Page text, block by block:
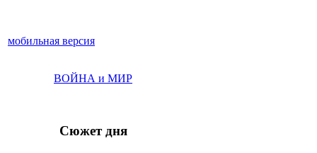
мобильная версия
ВОЙНА и МИР
Сюжет дня